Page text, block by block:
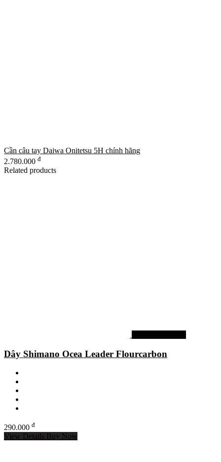
Cần câu tay Daiwa Onitetsu 5H chính hãng
2.780.000 đ
Related products
Dây Shimano Ocea Leader Flourcarbon
290.000 đ
View Details Buy Now